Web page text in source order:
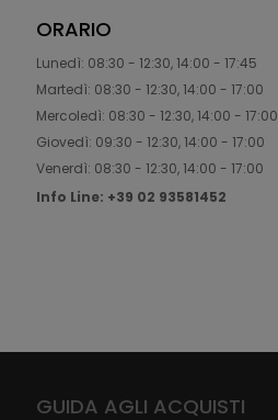
ORARIO
Lunedì: 08:30 - 12:30, 14:00 - 17:45
Martedì: 08:30 - 12:30, 14:00 - 17:00
Mercoledì: 08:30 - 12:30, 14:00 - 17:00
Giovedì: 09:30 - 12:30, 14:00 - 17:00
Venerdì: 08:30 - 12:30, 14:00 - 17:00
Info Line: +39 02 93581452
GUIDA AGLI ACQUISTI